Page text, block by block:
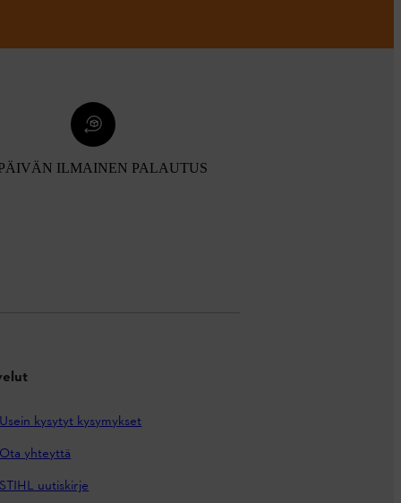
ILMAINEN PALAUTUS
Usein kysytyt kysymykset
Ota yhteyttä
STIHL uutiskirje